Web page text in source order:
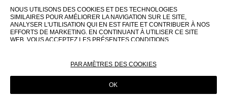
NOUS UTILISONS DES COOKIES ET DES TECHNOLOGIES
SIMILAIRES POUR AMÉLIORER LA NAVIGATION SUR LE SITE,
ANALYSER L'UTILISATION QUI EN EST FAITE ET CONTRIBUER À NOS
EFFORTS DE MARKETING. EN CONTINUANT À UTILISER CE SITE
WEB, VOUS ACCEPTEZ LES PRÉSENTES CONDITIONS
POUR PLUS D'INFORMATIONS SUR CES TECHNOLOGIES ET LEUR
POLITIQUE EN MATIÈRE DE COOKIES
PARAMÈTRES DES COOKIES
OK